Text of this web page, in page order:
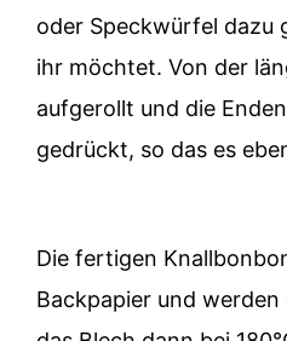
oder Speckwürfel dazu
ihr möchtet. Von der
aufgerollt und die
gedrückt, so das es
Die fertigen
Backpapier und